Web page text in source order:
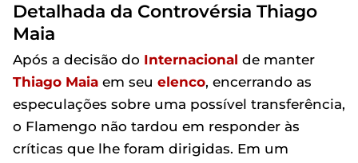
Detalhada da Controvérsia Thiago
Maia
Após a decisão do Internacional de manter
Thiago Maia em seu elenco, encerrando as
especulações sobre uma possível transferência,
o Flamengo não tardou em responder às
críticas que lhe foram dirigidas. Em um